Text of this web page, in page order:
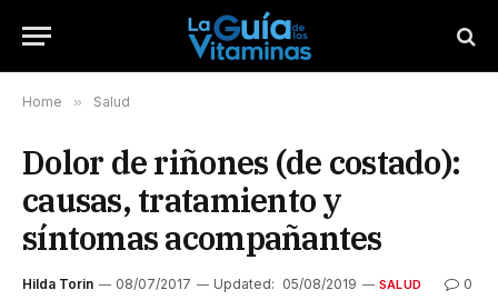
Home » Salud
Dolor de riñones (de costado):
causas, tratamiento y
síntomas acompañantes
Hilda Torin 08/07/2017 Updated: 05/08/2019 SALUD 0